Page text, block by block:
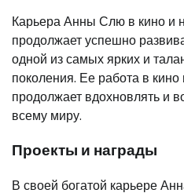
Карьера Анны Слю в кино и
продолжает успешно
одной из самых ярких и
поколения. Ее работа в
продолжает вдохновлять и
всему миру.
Проекты и награды
В своей богатой карьере